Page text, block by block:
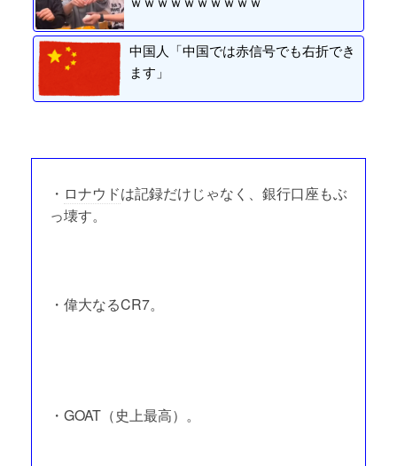
中国人「中国では赤信号でも右折でき
ます」
・ ロナウドは記録だけじゃなく、銀行口座もぶ
っ壊す。
・偉大なるCR7。
・GOAT（史上最高）。